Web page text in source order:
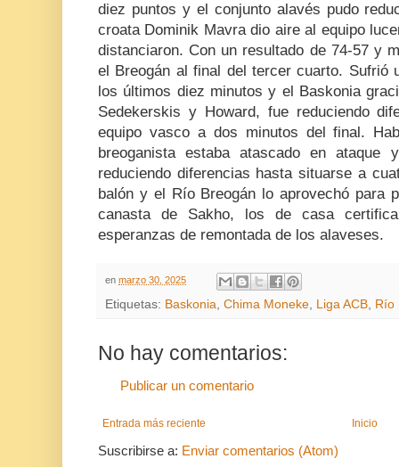
diez puntos y el conjunto alavés pudo
croata Dominik Mavra dio aire al equipo
distanciaron. Con un resultado de 74-57 y
el Breogán al final del tercer cuarto. Sufrió
los últimos diez minutos y el Baskonia
Sedekerskis y Howard, fue reduciendo
equipo vasco a dos minutos del final.
breoganista estaba atascado en
reduciendo diferencias hasta situarse a
balón y el Río Breogán lo aprovechó para
canasta de Sakho, los de casa
esperanzas de remontada de los alaveses.
en marzo 30, 2025
Etiquetas: Baskonia Chima Moneke Liga ACB Río
No hay comentarios:
Publicar un comentario
Entrada más reciente Inicio
Suscribirse a: Enviar comentarios (Atom)